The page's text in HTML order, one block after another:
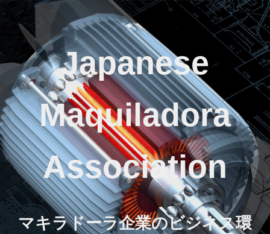
Japanese
Maquiladora
Association
マキラドーラ企業のビジネス環